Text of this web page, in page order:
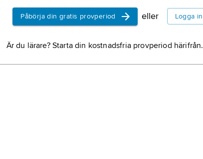
Påbörja din gratis provperiod eller Logga in
Är du lärare? Starta din kostnadsfria provperiod härifrån.